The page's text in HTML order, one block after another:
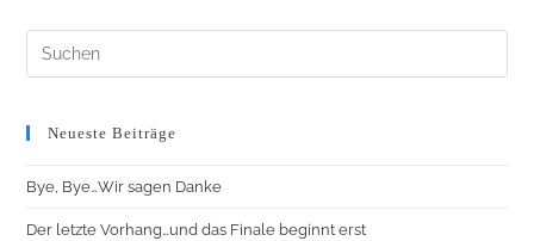
Neueste Beiträge
Bye, Bye…Wir sagen Danke
Der letzte Vorhang…und das Finale beginnt erst